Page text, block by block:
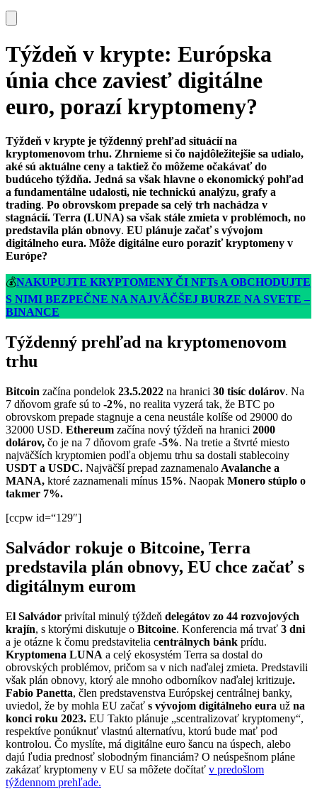
Týždeň v krypte: Európska
únia chce zaviesť digitálne
euro, porazí kryptomeny?
Týždeň v krypte je týždenný prehľad situácií na
kryptomenovom trhu. Zhrnieme si čo najdôležitejšie sa udialo,
aké sú aktuálne ceny a taktiež čo môžeme očakávať do
budúceho týždňa. Jedná sa však hlavne o ekonomický pohľad
a fundamentálne udalosti, nie technickú analýzu, grafy a
trading. Po obrovskom prepade sa celý trh nachádza v
stagnácií. Terra (LUNA) sa však stále zmieta v problémoch, no
predstavila plán obnovy. EU plánuje začať s vývojom
digitálneho eura. Môže digitálne euro poraziť kryptomeny v
Európe?
💰NAKUPUJTE KRYPTOMENY ČI NFTs A OBCHODUJTE
S NIMI BEZPEČNE NA NAJVÄČŠEJ BURZE NA SVETE –
BINANCE
Týždenný prehľad na kryptomenovom
trhu
Bitcoin začína pondelok 23.5.2022 na hranici 30 tisíc dolárov. Na
7 dňovom grafe sú to -2%, no realita vyzerá tak, že BTC po
obrovskom prepade stagnuje a cena neustále kolíše od 29000 do
32000 USD. Ethereum začína nový týždeň na hranici 2000
dolárov, čo je na 7 dňovom grafe -5%. Na tretie a štvrté miesto
najväčších kryptomien podľa objemu trhu sa dostali stablecoiny
USDT a USDC. Najväčší prepad zaznamenalo Avalanche a
MANA, ktoré zaznamenali mínus 15%. Naopak Monero stúplo o
takmer 7%.
[ccpw id=“129″]
Salvádor rokuje o Bitcoine, Terra
predstavila plán obnovy, EU chce začať s
digitálnym eurom
El Salvádor privítal minulý týždeň delegátov zo 44 rozvojových
krajín, s ktorými diskutuje o Bitcoine. Konferencia má trvať 3 dni
a je otázne k čomu predstavitelia centrálnych bánk prídu.
Kryptomena LUNA a celý ekosystém Terra sa dostal do
obrovských problémov, pričom sa v nich naďalej zmieta. Predstavili
však plán obnovy, ktorý ale mnoho odborníkov naďalej kritizuje.
Fabio Panetta, člen predstavenstva Európskej centrálnej banky,
uviedol, že by mohla EU začať s vývojom digitálneho eura už na
konci roku 2023. EU Takto plánuje „scentralizovať kryptomeny“,
respektíve ponúknuť vlastnú alternatívu, ktorú bude mať pod
kontrolou. Čo myslíte, má digitálne euro šancu na úspech, alebo
dajú ľudia prednosť slobodným financiám? O neúspešnom pláne
zakázať kryptomeny v EU sa môžete dočítať v predošlom
týždennom prehľade.